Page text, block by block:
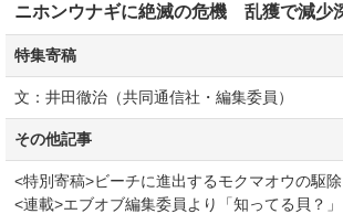
ニホンウナギに絶滅の危機 乱獲で減少
特集寄稿
文：井田徹治（共同通信社・編集委員）
その他記事
<特別寄稿>ビーチに進出するモクマオウの駆
<連載>エブオブ編集委員より「知ってる貝？」